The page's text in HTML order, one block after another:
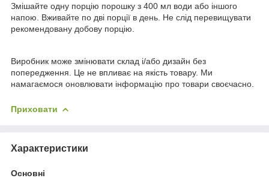
Змішайте одну порцію порошку з 400 мл води або іншого
напою. Вживайте по дві порції в день. Не слід перевищувати
рекомендовану добову порцію.
Виробник може змінювати склад і/або дизайн без
попередження. Це не впливає на якість товару. Ми
намагаємося оновлювати інформацію про товари своєчасно.
Приховати
Характеристики
Основні